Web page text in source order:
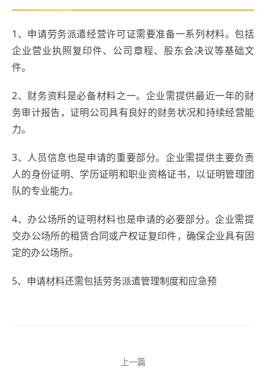
1、申请劳务派遣经营许可证需要准备一系列材料。包括
企业营业执照复印件、公司章程、股东会决议等基础文
件。
2、财务资料是必备材料之一。企业需提供最近一年的财
务审计报告，证明公司具有良好的财务状况和持续经营能
力。
3、人员信息也是申请的重要部分。企业需提供主要负责
人的身份证明、学历证明和职业资格证书，以证明管理团
队的专业能力。
4、办公场所的证明材料也是申请的必要部分。企业需提
交办公场所的租赁合同或产权证复印件，确保企业具有固
定的办公场所。
5、申请材料还需包括劳务派遣管理制度和应急预
上一篇